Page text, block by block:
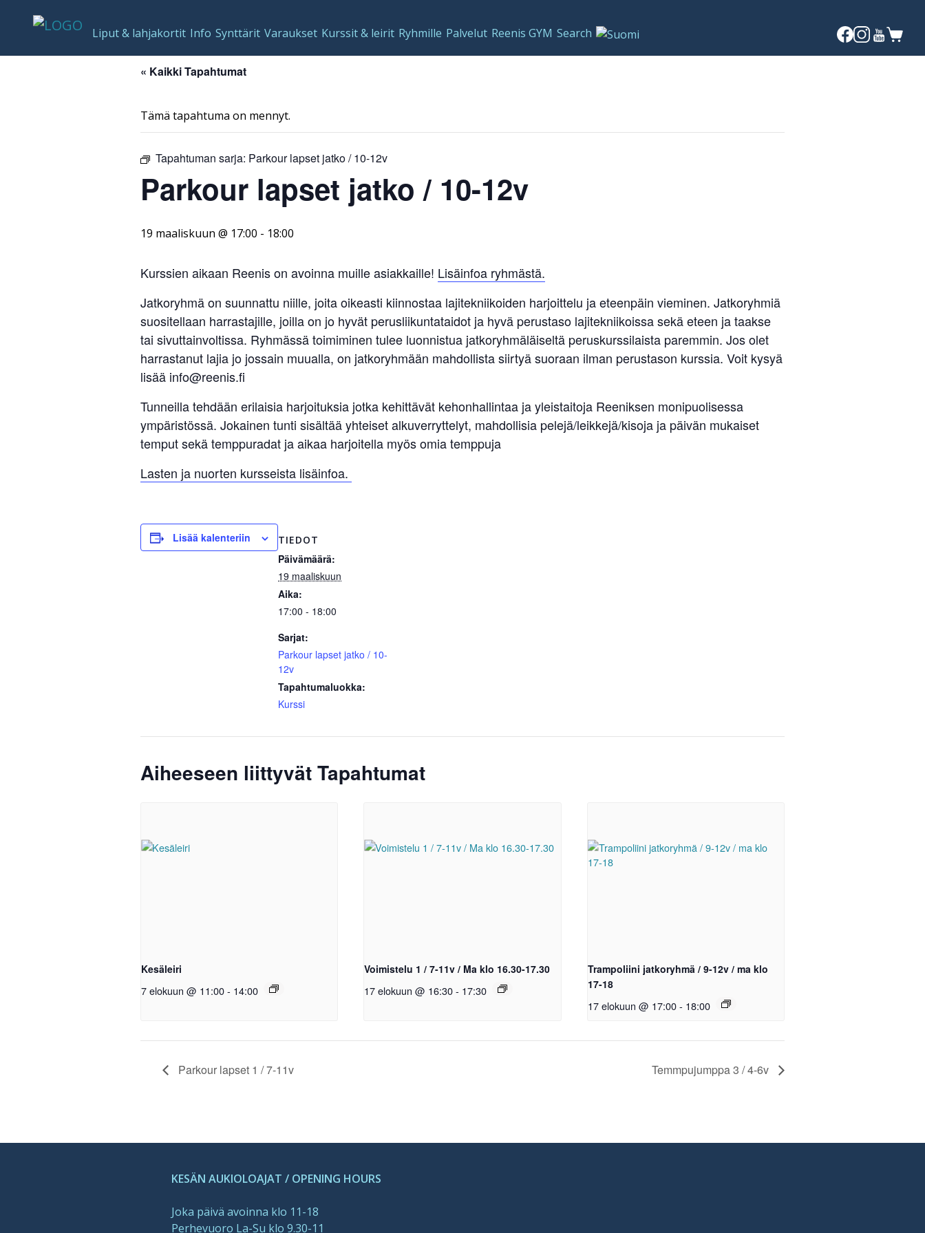
Liput & lahjakortit Info Synttärit Varaukset Kurssit & leirit Ryhmille Palvelut Reenis GYM Search
« Kaikki Tapahtumat
Tämä tapahtuma on mennyt.
Tapahtuman sarja: Parkour lapset jatko / 10-12v
Parkour lapset jatko / 10-12v
19 maaliskuun @ 17:00 - 18:00
Kurssien aikaan Reenis on avoinna muille asiakkaille! Lisäinfoa ryhmästä.
Jatkoryhmä on suunnattu niille, joita oikeasti kiinnostaa lajitekniikoiden harjoittelu ja eteenpäin vieminen. Jatkoryhmiä
suositellaan harrastajille, joilla on jo hyvät perusliikuntataidot ja hyvä perustaso lajitekniikoissa sekä eteen ja taakse
tai sivuttainvoltissa. Ryhmässä toimiminen tulee luonnistua jatkoryhmäläiseltä peruskurssilaista paremmin. Jos olet
harrastanut lajia jo jossain muualla, on jatkoryhmään mahdollista siirtyä suoraan ilman perustason kurssia. Voit kysyä
lisää info@reenis.fi
Tunneilla tehdään erilaisia harjoituksia jotka kehittävät kehonhallintaa ja yleistaitoja Reeniksen monipuolisessa
ympäristössä. Jokainen tunti sisältää yhteiset alkuverryttelyt, mahdollisia pelejä/leikkejä/kisoja ja päivän mukaiset
temput sekä temppuradat ja aikaa harjoitella myös omia temppuja
Lasten ja nuorten kursseista lisäinfoa.
Lisää kalenteriin TIEDOT
Päivämäärä:
19 maaliskuun
Aika:
17:00 - 18:00
Sarjat:
Parkour lapset jatko / 10-
12v
Tapahtumaluokka:
Kurssi
Aiheeseen liittyvät Tapahtumat
Kesäleiri
7 elokuun @ 11:00- 14:00
Voimistelu 1 / 7-11v / Ma klo 16.30-17.30
17 elokuun @ 16:30 - 17:30
Trampoliini jatkoryhmä / 9-12v / ma klo
17-18
17 elokuun @ 17:00- 18:00
Parkour lapset 1 / 7-11v Temmpujumppa 3 / 4-6v
KESÄN AUKIOLOAJAT / OPENING HOURS
Joka päivä avoinna klo 11-18
Perhevuoro La-Su klo 9.30-11